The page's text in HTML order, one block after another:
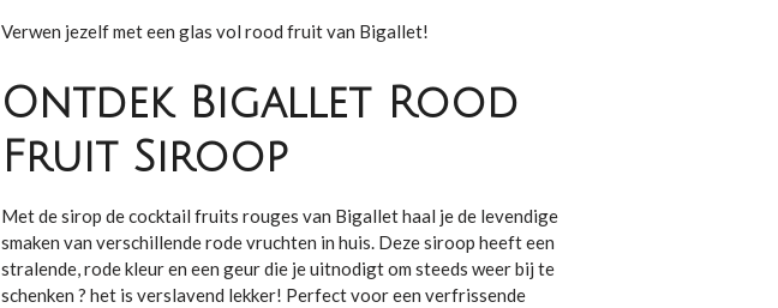
Verwen jezelf met een glas vol rood fruit van Bigallet!
Ontdek Bigallet Rood
Fruit Siroop
Met de sirop decocktail fruits rouges van Bigallet haal je de levendige
smaken van verschillende rode vruchten in huis. Deze siroop heeft een
stralende, rode kleur en een geur die je uitnodigt om steeds weer bij te
schenken ? het is verslavend lekker! Perfect voor een verfrissende